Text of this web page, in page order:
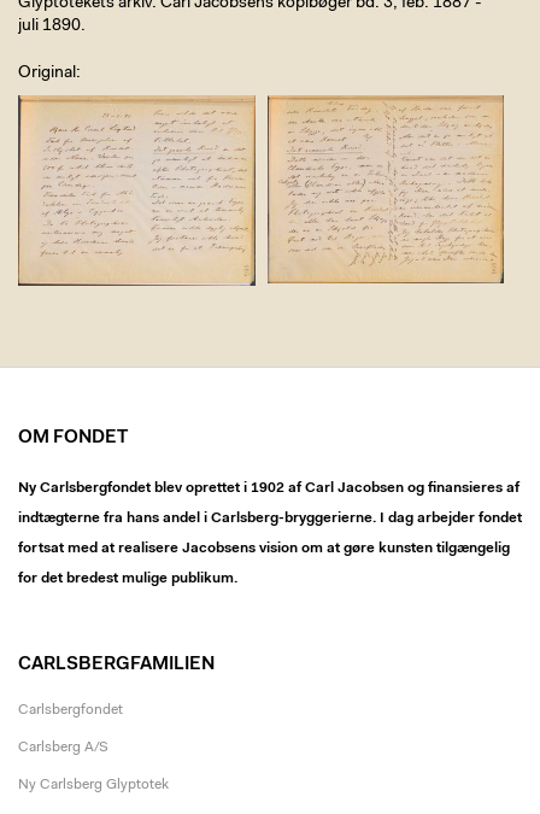
Glyptotekets arkiv. Carl Jacobsens kopibøger bd. 3, feb. 1887 -
juli 1890.
Original
OM FONDET
Ny Carlsbergfondet blev oprettet i 1902 af Carl Jacobsen og finansieres af
indtægterne fra hans andel i Carlsberg-bryggerierne. I dag arbejder fondet
fortsat med at realisere Jacobsens vision om at gøre kunsten tilgængelig
for det bredest mulige publikum.
CARLSBERGFAMILIEN
Carlsbergfondet
Carlsberg A/S
Ny Carlsberg Glyptotek